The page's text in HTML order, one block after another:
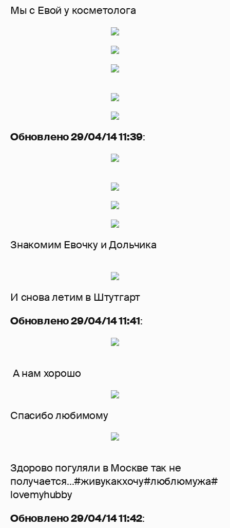
Мы с Евой у косметолога
Обновлено 29/04/14 11:39:
Знакомим Евочку и Дольчика
И снова летим в Штутгарт
Обновлено 29/04/14 11:41:
А нам хорошо
Спасибо любимому
Здорово погуляли️ в Москве так не
получается...#живукакхочу#люблюмужа#
lovemyhubby
Обновлено 29/04/14 11:42: